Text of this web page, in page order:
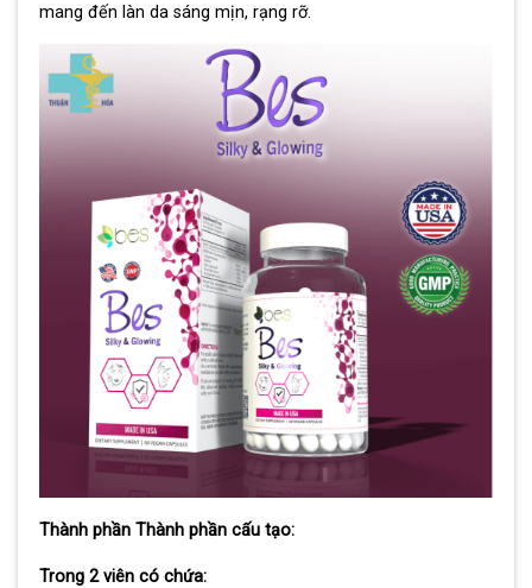
mang đến làn da sáng mịn, rạng rỡ.
Thành phần Thành phần cấu tạo:
Trong 2 viên có chứa: